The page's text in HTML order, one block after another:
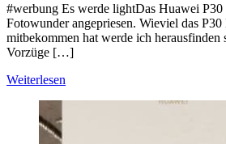
#werbung Es werde lightDas Huawei
Fotowunder angepriesen. Wieviel das
mitbekommen hat werde ich herausfinden
Vorzüge […]
Weiterlesen